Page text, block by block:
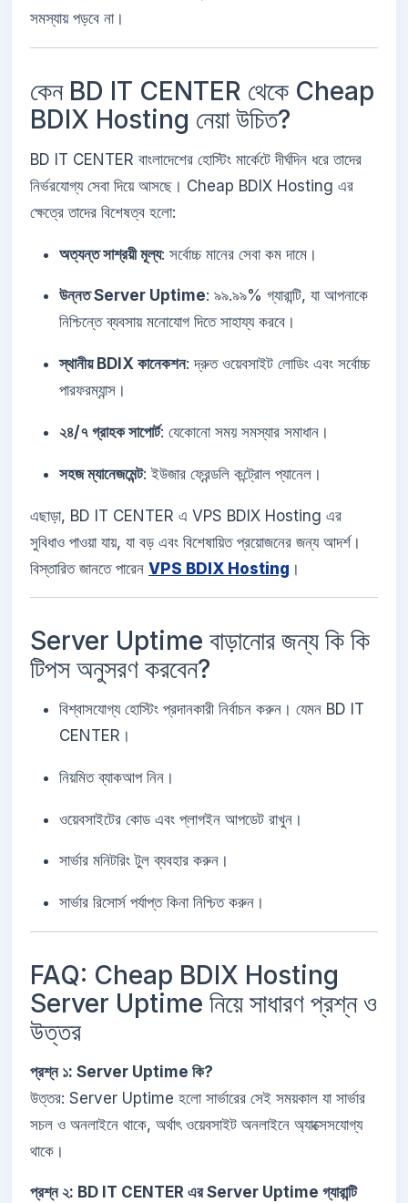
সমস্যায় পড়বে না।
কেন BD IT CENTER থেকে Cheap
BDIX Hosting নেয়া উচিত?
BD IT CENTER বাংলাদেশের হোস্টিং মার্কেটে দীর্ঘদিন ধরে তাদের
নির্ভরযোগ্য সেবা দিয়ে আসছে। Cheap BDIX Hosting এর
ক্ষেত্রে তাদের বিশেষত্ব হলো:
অত্যন্ত সাশ্রয়ী মূল্য: সর্বোচ্চ মানের সেবা কম দামে।
উন্নত Server Uptime: ৯৯.৯৯% গ্যারান্টি, যা আপনাকে
নিশ্চিন্তে ব্যবসায় মনোযোগ দিতে সাহায্য করবে।
স্থানীয় BDIX কানেকশন: দ্রুত ওয়েবসাইট লোডিং এবং সর্বোচ্চ
পারফরম্যান্স।
২৪/৭ গ্রাহক সাপোর্ট: যেকোনো সময় সমস্যার সমাধান।
সহজ ম্যানেজমেন্ট: ইউজার ফ্রেন্ডলি কন্ট্রোল প্যানেল।
এছাড়া, BD IT CENTER এ VPS BDIX Hosting এর
সুবিধাও পাওয়া যায়, যা বড় এবং বিশেষায়িত প্রয়োজনের জন্য আদর্শ।
বিস্তারিত জানতে পারেন VPS BDIX Hosting ।
Server Uptime বাড়ানোর জন্য কি কি
টিপস অনুসরণ করবেন?
বিশ্বাসযোগ্য হোস্টিং প্রদানকারী নির্বাচন করুন। যেমন BD IT
CENTER।
নিয়মিত ব্যাকআপ নিন।
ওয়েবসাইটের কোড এবং প্লাগইন আপডেট রাখুন।
সার্ভার মনিটরিং টুল ব্যবহার করুন।
সার্ভার রিসোর্স পর্যাপ্ত কিনা নিশ্চিত করুন।
FAQ: Cheap BDIX Hosting
Server Uptime নিয়ে সাধারণ প্রশ্ন ও
উত্তর
প্রশ্ন ১: Server Uptime কি?
উত্তর: Server Uptime হলো সার্ভারের সেই সময়কাল যা সার্ভার
সচল ও অনলাইনে থাকে, অর্থাৎ ওয়েবসাইট অনলাইনে অ্যাক্সেসযোগ্য
থাকে।
প্রশ্ন ২: BD IT CENTER এর Server Uptime গ্যারান্টি